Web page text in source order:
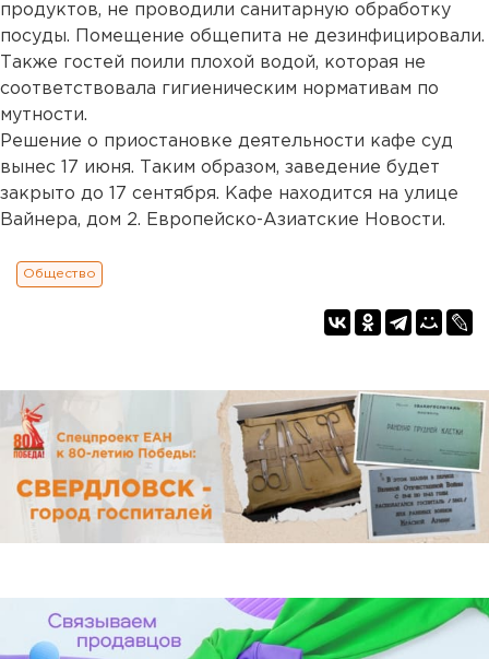
продуктов, не проводили санитарную обработку
посуды. Помещение общепита не дезинфицировали.
Также гостей поили плохой водой, которая не
соответствовала гигиеническим нормативам по
мутности.
Решение о приостановке деятельности кафе суд
вынес 17 июня. Таким образом, заведение будет
закрыто до 17 сентября. Кафе находится на улице
Вайнера, дом 2. Европейско-Азиатские Новости.
Общество